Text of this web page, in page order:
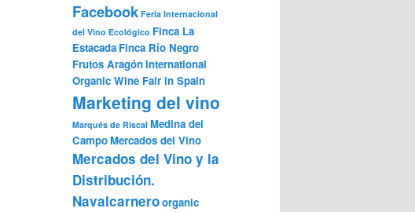
Facebook Feria Internacional
del Vino Ecológico Finca La
Estacada Finca Río Negro
Frutos AragónInternational
Organic Wine Fair in Spain
Marketing del vino
Marqués de Riscal Medina del
CampoMercados del Vino
Mercados del Vino y la
Distribución.
Navalcarneroorganic